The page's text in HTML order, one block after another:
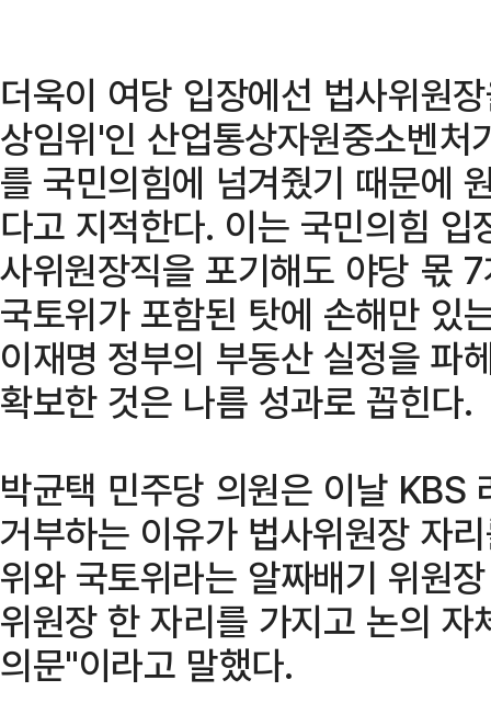
더욱이 여당 입장에선 법사위원
상임위'인 산업통상자원중소벤
를 국민의힘에 넘겨줬기 때문에
다고 지적한다. 이는 국민의힘
사위원장직을 포기해도 야당 몫
국토위가 포함된 탓에 손해만 있
이재명 정부의 부동산 실정을 파
확보한 것은 나름 성과로 꼽힌다.
박균택 민주당 의원은 이날 KBS
거부하는 이유가 법사위원장 자
위와 국토위라는 알짜배기 위원
위원장 한 자리를 가지고 논의
의문"이라고 말했다.